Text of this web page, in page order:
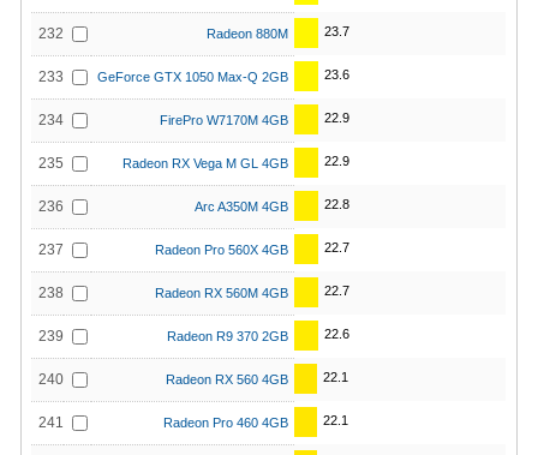
232 Radeon 880M 23.7
233 GeForce GTX 1050 Max-Q 2GB 23.6
234 FirePro W7170M 4GB 22.9
235 Radeon RX Vega M GL 4GB 22.9
236 Arc A350M 4GB 22.8
237 Radeon Pro 560X 4GB 22.7
238 Radeon RX 560M 4GB 22.7
239 Radeon R9 370 2GB 22.6
240 Radeon RX 560 4GB 22.1
241 Radeon Pro 460 4GB 22.1